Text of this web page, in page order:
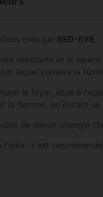
crée par RED-EYE
résistante et la
par lequel passera la
le foyer, situé à
la flamme, en évitant
de devoir changer
l'idéal. Il est